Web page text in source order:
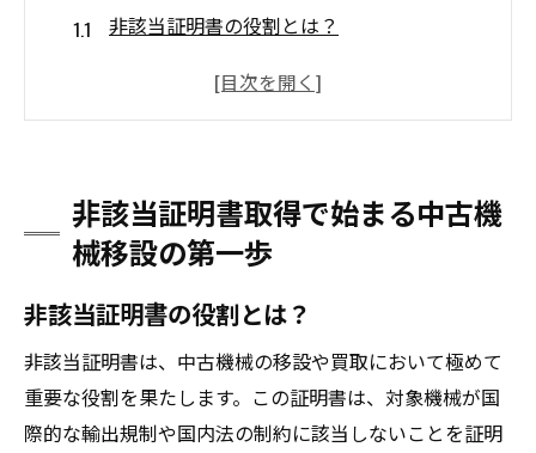
非該当証明書の役割とは？
中古機械移設における初期準備とその重要
ツ
埼玉県での中古機械移設における注意点
非該当証明書取得のための必要書類一覧
明書が鍵
非該当証明書が埼玉県での移設をスムーズ
非該当証明書取得で始まる中古機
械移設の第一歩
非該当証明書の役割とは？
非該当証明書は、中古機械の移設や買取において極めて
重要な役割を果たします。この証明書は、対象機械が国
際的な輸出規制や国内法の制約に該当しないことを証明